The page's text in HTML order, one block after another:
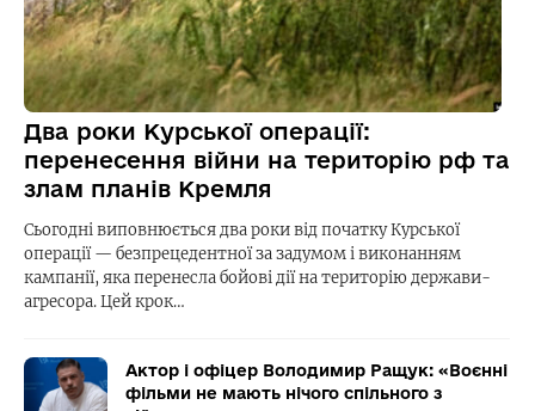
Два роки Курської операції:
перенесення війни на територію рф та
злам планів Кремля
Сьогодні виповнюється два роки від початку Курської
операції — безпрецедентної за задумом і виконанням
кампанії, яка перенесла бойові дії на територію держави-
агресора. Цей крок…
Актор і офіцер Володимир Ращук: «Воєнні
фільми не мають нічого спільного з